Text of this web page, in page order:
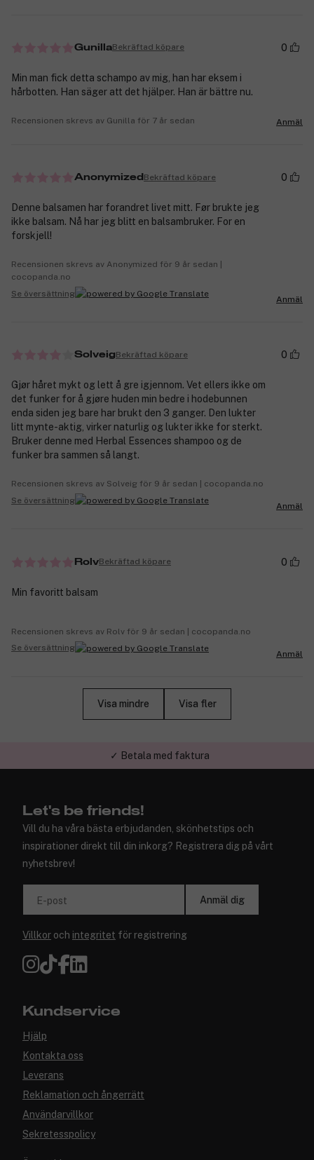
GunillaBekräftad köpare 0
Min man fick detta schampo av mig, han har eksem i
hårbotten. Han säger att det hjälper. Han är bättre nu.
Recensionen skrevs av Gunilla för 7 år sedan Anmäl
Anonymized Bekräftad köpare 0
Denne balsamen har forandret livet mitt. Før brukte jeg
ikke balsam. Nå har jeg blitt en balsambruker. For en
forskjell!
Recensionen skrevs av Anonymized för 9 år sedan |
cocopanda.no
Se översättning
Anmäl
SolveigBekräftad köpare 0
Gjør håret mykt og lett å gre igjennom. Vet ellers ikke om
det funker for å gjøre huden min bedre i hodebunnen
enda siden jeg bare har brukt den 3 ganger. Den lukter
litt mynte-aktig, virker naturlig og lukter ikke for sterkt.
Bruker denne med Herbal Essences shampoo og de
funker bra sammen så langt.
Recensionen skrevs av Solveig för 9 år sedan | cocopanda.no
Se översättning
Anmäl
RolvBekräftad köpare 0
Min favoritt balsam
Recensionen skrevs av Rolv för 9 år sedan | cocopanda.no
Se översättning
Anmäl
Visa mindre Visa fler
✓ Trygg E-handel
Let's be friends!
Vill du ha våra bästa erbjudanden, skönhetstips och
inspirationer direkt till din inkorg? Registrera dig på vårt
nyhetsbrev!
E-post Anmäl dig
Villkor och integritet för registrering
Kundservice
Hjälp
Kontakta oss
Leverans
Reklamation och ångerrätt
Användarvillkor
Sekretesspolicy